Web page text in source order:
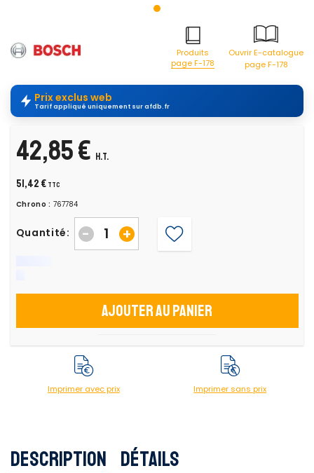
Produits
page F-178
Ouvrir E-catalogue
page F-178
Prix exclus web
Tarif appliqué uniquement sur afdb.fr
42,85 € H.T.
51,42 € TTC
Chrono : 767784
Quantité: +
-
Ajouter au panier
Imprimer avec prix Imprimer sans prix
Description Détails